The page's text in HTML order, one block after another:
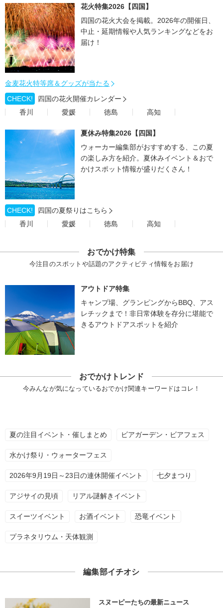
花火特集2026【四国】
四国の花火大会を掲載。2026年の開催日、
中止・延期情報や人気ランキングなどをお
届け！
金麦花火特等席＆グッズが当たる
CHECK!
四国の花火開催カレンダー
香川
愛媛 徳島 高知
夏休み特集2026【四国】
ウォーカー編集部がおすすめする、この夏
の楽しみ方を紹介。夏休みイベント＆おで
かけスポット情報が盛りだくさん！
CHECK!
四国の夏祭りはこちら
香川
愛媛 徳島 高知
おでかけ特集
今注目のスポットや話題のアクティビティ情報をお届け
アウトドア特集
キャンプ場、グランピングからBBQ、アス
レチックまで！非日常体験を存分に堪能で
きるアウトドアスポットを紹介
おでかけトレンド
今みんなが気になっているおでかけ関連キーワードはコレ！
夏の注目イベント・催しまとめ ビアガーデン・ビアフェス
水かけ祭り・ウォーターフェス
2026年9月19日～23日の連休開催イベント 七夕まつり
アジサイの見頃 リアル謎解きイベント
スイーツイベント お酒イベント 恐竜イベント
プラネタリウム・天体観測
編集部イチオシ
スヌーピーたちの最新ニュース